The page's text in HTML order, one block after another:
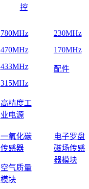
控
780MHz
470MHz
433MHz
315MHz
230MHz
170MHz
配件
高精度工
业电源
一氧化碳
传感器
空气质量
模块
电子罗盘
磁场传感
器模块